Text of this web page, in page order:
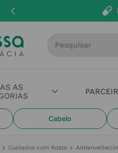
Cabelo
Cuidados com Rosto